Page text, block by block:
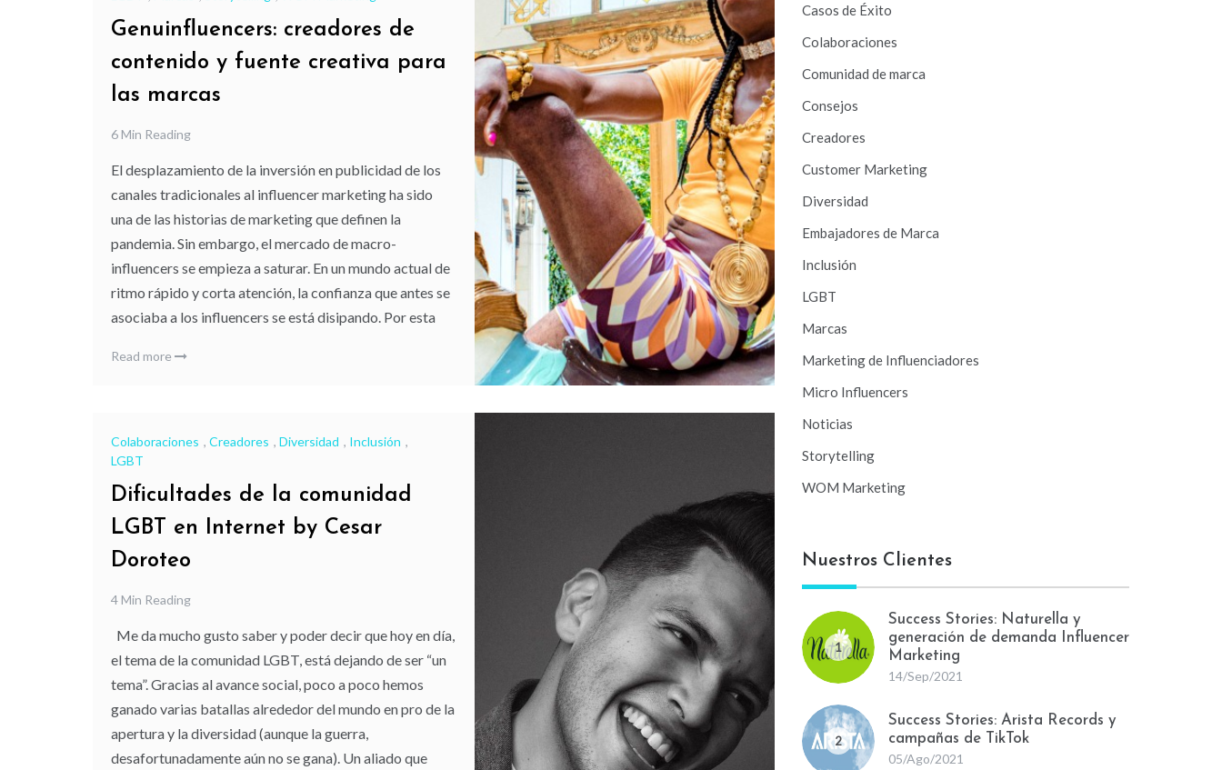
Genuinfluencers: creadores de
contenido y fuente creativa para
las marcas
6 Min Reading
El desplazamiento de la inversión en publicidad de los
canales tradicionales al influencer marketing ha sido
una de las historias de marketing que definen la
pandemia. Sin embargo, el mercado de macro-
influencers se empieza a saturar. En un mundo actual de
ritmo rápido y corta atención, la confianza que antes se
asociaba a los influencers se está disipando. Por esta
Read more
Colaboraciones , Creadores , Diversidad , Inclusión ,
LGBT
Dificultades de la comunidad
LGBT en Internet by Cesar
Doroteo
4 Min Reading
Me da mucho gusto saber y poder decir que hoy en día,
el tema de la comunidad LGBT, está dejando de ser “un
tema”. Gracias al avance social, poco a poco hemos
ganado varias batallas alrededor del mundo en pro de la
apertura y la diversidad (aunque la guerra,
desafortunadamente aún no se gana). Un aliado que
Casos de Éxito
Colaboraciones
Comunidad de marca
Consejos
Creadores
Customer Marketing
Diversidad
Embajadores de Marca
Inclusión
LGBT
Marcas
Marketing de Influenciadores
Micro Influencers
Noticias
Storytelling
WOM Marketing
Nuestros Clientes
1
Success Stories: Naturella y
generación de demanda Influencer
Marketing
14/Sep/2021
2
Success Stories: Arista Records y
campañas de TikTok
05/Ago/2021